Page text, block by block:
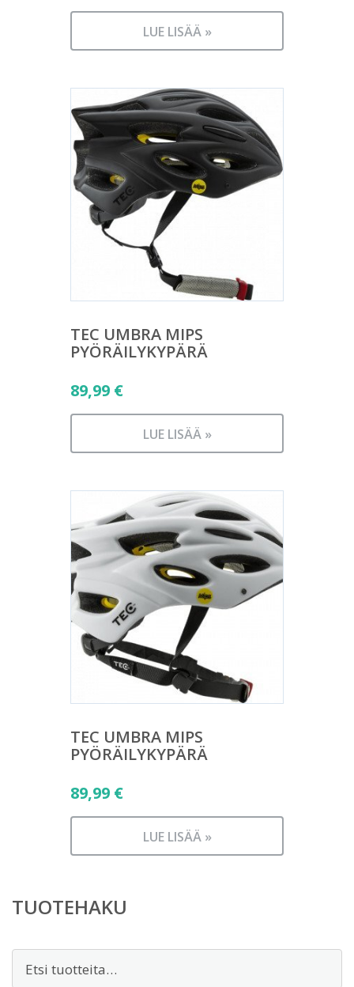
LUE LISÄÄ »
TEC UMBRA MIPS
PYÖRÄILYKYPÄRÄ
89,99 €
LUE LISÄÄ »
TEC UMBRA MIPS
PYÖRÄILYKYPÄRÄ
89,99 €
LUE LISÄÄ »
TUOTEHAKU